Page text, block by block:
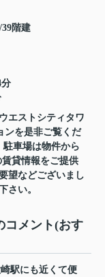
39階建
分
エストシティタワ
ンを是非ご覧くだ
駐車場は物件から
貸情報をご提供
望などございまし
さい。
コメント(おす
駅にも近くて便